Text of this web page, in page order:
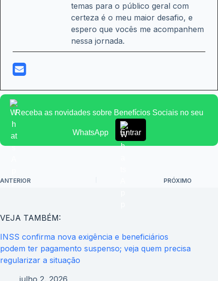
temas para o público geral com
certeza é o meu maior desafio, e
espero que vocês me acompanhem
nessa jornada.
Receba as novidades sobre Benefícios Sociais no seu
WhatsApp Entrar
ANTERIOR PRÓXIMO
VEJA TAMBÉM:
INSS confirma nova exigência e beneficiários
podem ter pagamento suspenso; veja quem precisa
regularizar a situação
julho 2, 2026